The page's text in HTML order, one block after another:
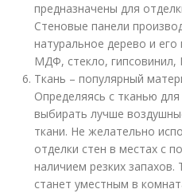
предназначены для
Стеновые панели
натуральное дерево и
МДФ, стекло, гипсовинил,
Ткань – популярный
Определяясь с тканью
выбирать лучше
ткани. Не желательно
отделки стен в местах с
наличием резких
станет уместным в